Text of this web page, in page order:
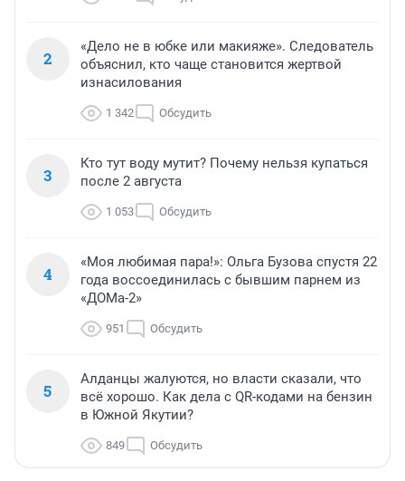
2
«Дело не в юбке или макияже». Следователь
объяснил, кто чаще становится жертвой
изнасилования
1 342 Обсудить
3
Кто тут воду мутит? Почему нельзя купаться
после 2 августа
1 053 Обсудить
4
«Моя любимая пара!»: Ольга Бузова спустя 22
года воссоединилась с бывшим парнем из
«ДОМа-2»
951 Обсудить
5
Алданцы жалуются, но власти сказали, что
всё хорошо. Как дела с QR-кодами на бензин
в Южной Якутии?
849 Обсудить